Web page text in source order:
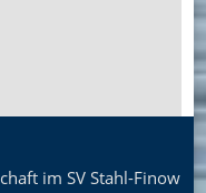
im SV Stahl-Finow